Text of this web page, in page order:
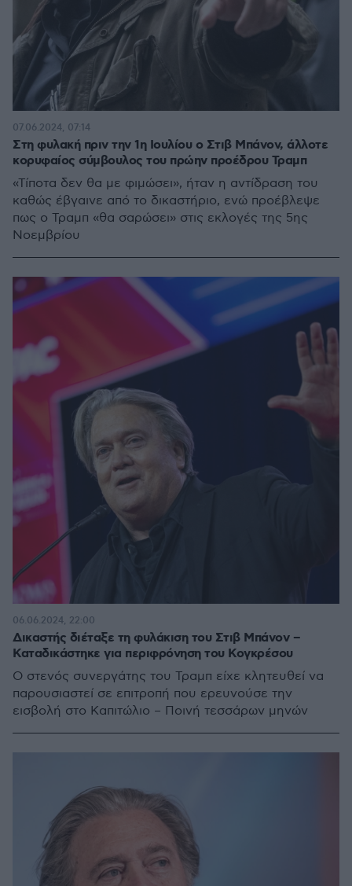
Στη φυλακή πριν την 1η Ιουλίου ο Στιβ Μπάνον, άλλοτε
κορυφαίος σύμβουλος του πρώην προέδρου Τραμπ
«Τίποτα δεν θα με φιμώσει», ήταν η αντίδραση του
καθώς έβγαινε από το δικαστήριο, ενώ προέβλεψε
πως ο Τραμπ «θα σαρώσει» στις εκλογές της 5ης
Νοεμβρίου
07.06.2024, 07:14
Δικαστής διέταξε τη φυλάκιση του Στιβ Μπάνον –
Καταδικάστηκε για περιφρόνηση του Κογκρέσου
Ο στενός συνεργάτης του Τραμπ είχε κλητευθεί να
παρουσιαστεί σε επιτροπή που ερευνούσε την
εισβολή στο Καπιτώλιο – Ποινή τεσσάρων μηνών
06.06.2024, 22:00